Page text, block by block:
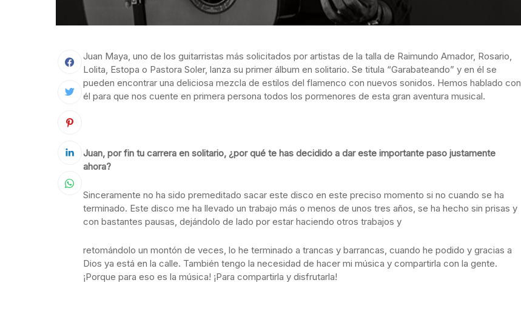
Juan Maya, uno de los guitarristas más solicitados por artistas de la talla de Raimundo Amador, Rosario,
Lolita, Estopa o Pastora Soler, lanza su primer álbum en solitario. Se titula “Garabateando” y en él se
pueden encontrar una deliciosa mezcla de estilos del flamenco con nuevos sonidos. Hemos hablado con
él para que nos cuente en primera persona todos los pormenores de esta gran aventura musical.
Juan, por fin tu carrera en solitario, ¿por qué te has decidido a dar este importante paso justamente
ahora?
Sinceramente no ha sido premeditado sacar este disco en este preciso momento si no cuando se ha
terminado. Este disco me ha llevado un trabajo más o menos de unos tres años, se ha hecho sin prisas y
con bastantes pausas, dejándolo de lado por estar haciendo otros trabajos y
retomándolo un montón de veces, lo he terminado a trancas y barrancas, cuando he podido y gracias a
Dios ya está en la calle. También tengo la necesidad de hacer mi música y compartirla con la gente.
¡Porque para eso es la música! ¡Para compartirla y disfrutarla!